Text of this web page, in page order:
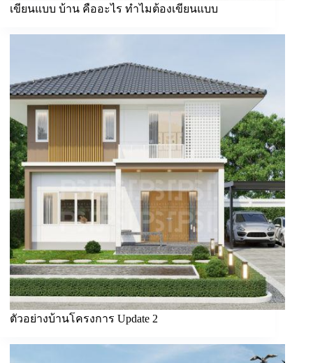
เขียนแบบ บ้าน คืออะไร ทำไมต้องเขียนแบบ
ตัวอย่างบ้านโครงการ Update 2